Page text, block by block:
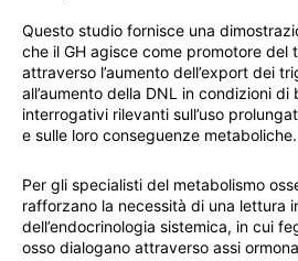
Questo studio fornisce una
che il GH agisce come promotore del
attraverso l’aumento dell’export dei
all’aumento della DNL in condizioni
interrogativi rilevanti sull’uso
e sulle loro conseguenze metaboliche.
Per gli specialisti del metabolismo
rafforzano la necessità di una lettura
dell’endocrinologia sistemica, in cui
osso dialogano attraverso assi